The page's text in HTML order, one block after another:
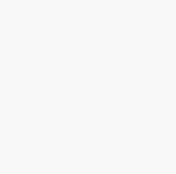
隊恆常練習 - 4月16日
始）
賞系列：漫步魔術與音樂